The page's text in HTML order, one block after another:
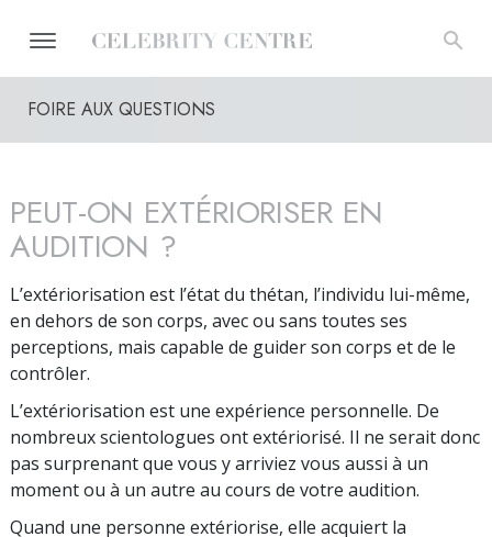
FOIRE AUX QUESTIONS
PEUT-ON EXTÉRIORISER EN
AUDITION ?
L’extériorisation est l’état du thétan, l’individu lui-même,
en dehors de son corps, avec ou sans toutes ses
perceptions, mais capable de guider son corps et de le
contrôler.
L’extériorisation est une expérience personnelle. De
nombreux scientologues ont extériorisé. Il ne serait donc
pas surprenant que vous y arriviez vous aussi à un
moment ou à un autre au cours de votre audition.
Quand une personne extériorise, elle acquiert la